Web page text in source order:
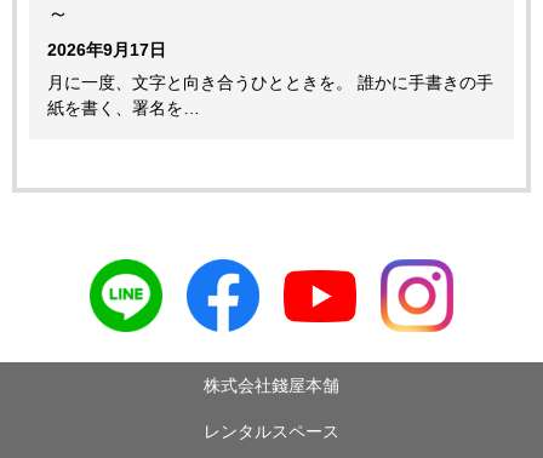
～
2026年9月17日
月に一度、文字と向き合うひとときを。 誰かに手書きの手
紙を書く、署名を…
株式会社錢屋本舗
レンタルスペース